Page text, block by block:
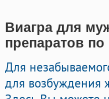
Виагра для
препаратов по
Для
для возбуждения